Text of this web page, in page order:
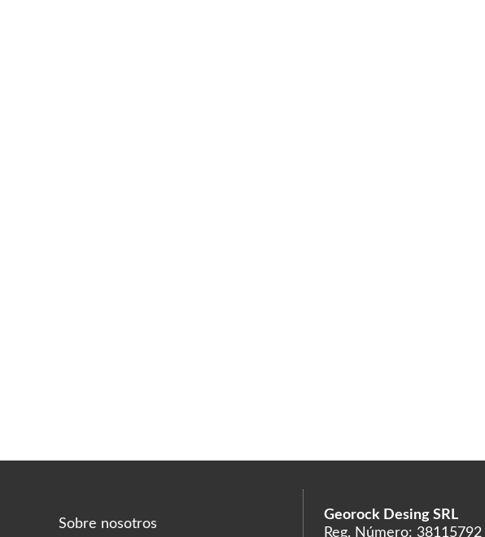
Sobre nosotros
Georock Desing SRL
Reg. Número: 38115792